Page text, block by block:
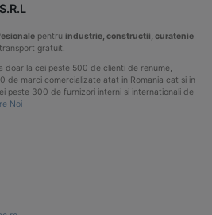
pentru industrie, constructii, curatenie
gratuit.
doar la cei peste 500 de clienti de renume,
de marci comercializate atat in Romania cat si in
peste 300 de furnizori interni si internationali de
Noi